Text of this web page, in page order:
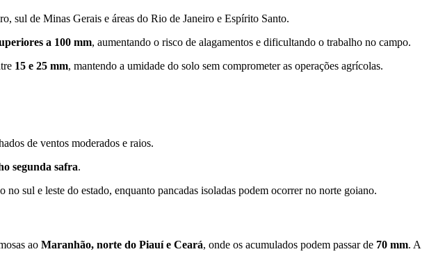
sul de Minas Gerais e áreas do Rio de Janeiro e Espírito Santo.
a 100 mm, aumentando o risco de alagamentos e dificultando o trabalho no campo.
15 e 25 mm, mantendo a umidade do solo sem comprometer as operações agrícolas.
de ventos moderados e raios.
segunda safra.
sul e leste do estado, enquanto pancadas isoladas podem ocorrer no norte goiano.
ao Maranhão, norte do Piauí e Ceará, onde os acumulados podem passar de 70 mm. A